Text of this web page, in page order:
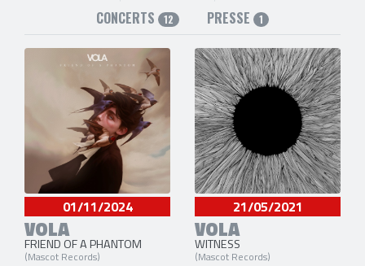
CONCERTS 12 PRESSE 1
01/11/2024
VOLA
FRIEND OF A PHANTOM
(Mascot Records)
21/05/2021
VOLA
WITNESS
(Mascot Records)